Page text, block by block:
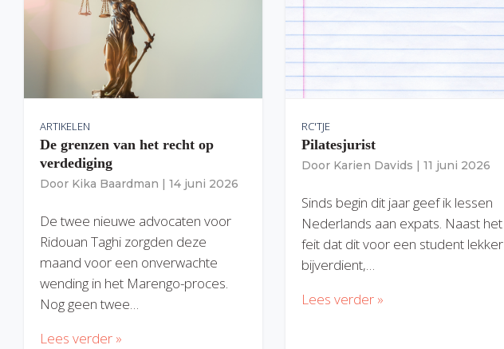
ARTIKELEN
De grenzen van het recht op
verdediging
Door Kika Baardman | 14 juni 2026
De twee nieuwe advocaten voor
Ridouan Taghi zorgden deze
maand voor een onverwachte
wending in het Marengo-proces.
Nog geen twee…
Lees verder »
RC'TJE
Pilatesjurist
Door Karien Davids | 11 juni 2026
Sinds begin dit jaar geef ik lessen
Nederlands aan expats. Naast het
feit dat dit voor een student lekker
bijverdient,…
Lees verder »